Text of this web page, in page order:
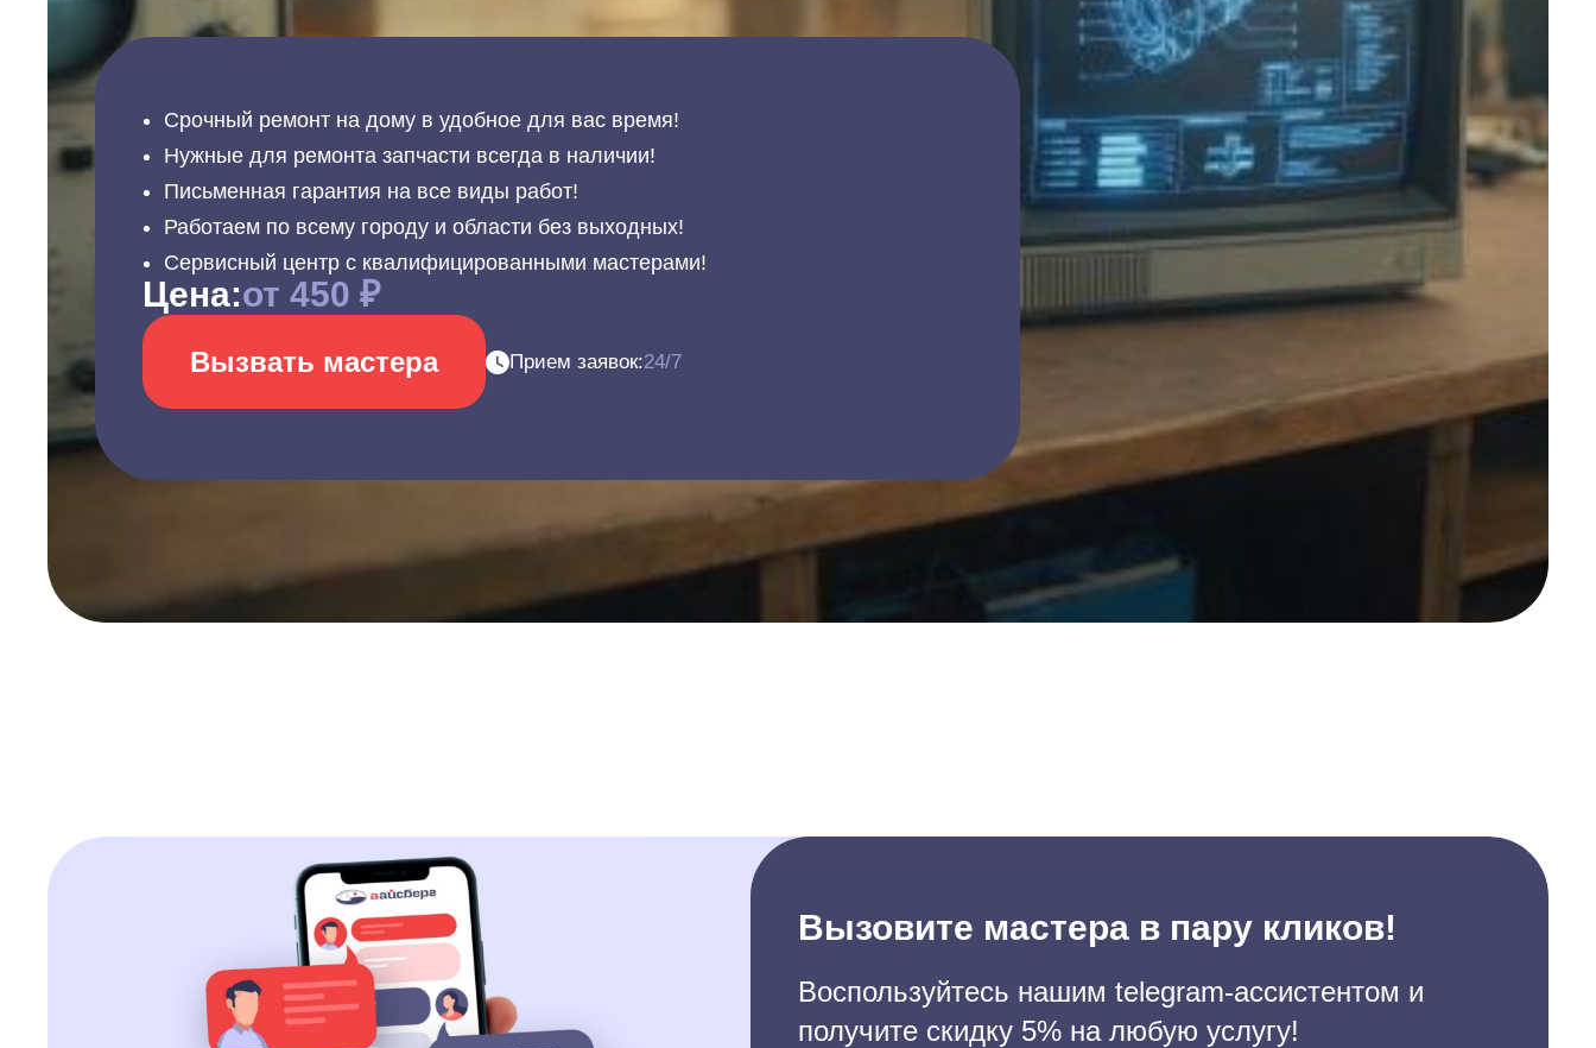
Срочный ремонт на дому в удобное для вас время!
Нужные для ремонта запчасти всегда в наличии!
Письменная гарантия на все виды работ!
Работаем по всему городу и области без выходных!
Сервисный центр с квалифицированными мастерами!
Цена:от 450 ₽
Вызвать мастера Прием заявок:24/7
Вызовите мастера в пару кликов!
Воспользуйтесь нашим telegram-ассистентом и
получите скидку 5% на любую услугу!